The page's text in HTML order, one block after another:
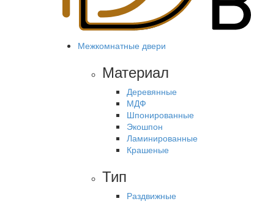
Межкомнатные двери
Материал
Деревянные
МДФ
Шпонированные
Экошпон
Ламинированные
Крашеные
Тип
Раздвижные